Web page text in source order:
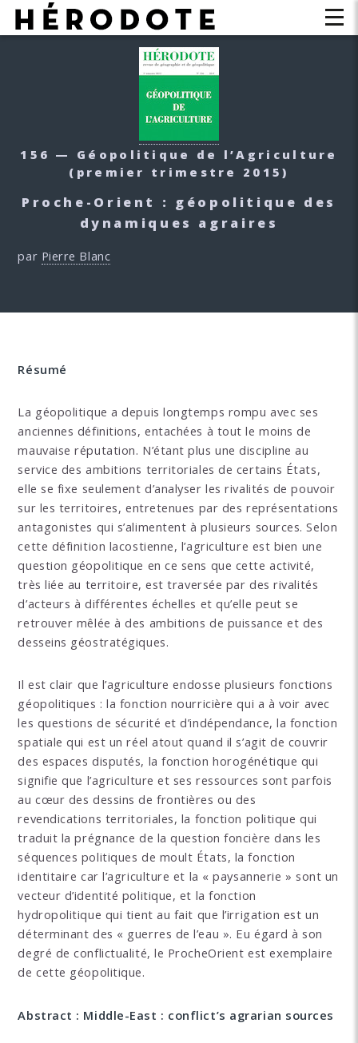
156 — Géopolitique de l’Agriculture
(premier trimestre 2015)
Proche-Orient : géopolitique des
dynamiques agraires
par Pierre Blanc
Résumé
La géopolitique a depuis longtemps rompu avec ses
anciennes définitions, entachées à tout le moins de
mauvaise réputation. N’étant plus une discipline au
service des ambitions territoriales de certains États,
elle se fixe seulement d’analyser les rivalités de pouvoir
sur les territoires, entretenues par des représentations
antagonistes qui s’alimentent à plusieurs sources. Selon
cette définition lacostienne, l’agriculture est bien une
question géopolitique en ce sens que cette activité,
très liée au territoire, est traversée par des rivalités
d’acteurs à différentes échelles et qu’elle peut se
retrouver mêlée à des ambitions de puissance et des
desseins géostratégiques.
Il est clair que l’agriculture endosse plusieurs fonctions
géopolitiques : la fonction nourricière qui a à voir avec
les questions de sécurité et d’indépendance, la fonction
spatiale qui est un réel atout quand il s’agit de couvrir
des espaces disputés, la fonction horogénétique qui
signifie que l’agriculture et ses ressources sont parfois
au cœur des dessins de frontières ou des
revendications territoriales, la fonction politique qui
traduit la prégnance de la question foncière dans les
séquences politiques de moult États, la fonction
identitaire car l’agriculture et la « paysannerie » sont un
vecteur d’identité politique, et la fonction
hydropolitique qui tient au fait que l’irrigation est un
déterminant des « guerres de l’eau ». Eu égard à son
degré de conflictualité, le ProcheOrient est exemplaire
de cette géopolitique.
Abstract : Middle-East : conflict’s agrarian sources